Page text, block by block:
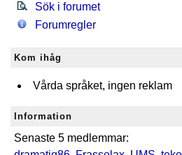
Sök i forumet
Forumregler
Kom ihåg
Vårda språket, ingen reklam
Information
Senaste 5 medlemmar: